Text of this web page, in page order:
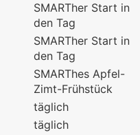
SMARTher Start in
den Tag
SMARTher Start in
den Tag
SMARThes Apfel-
Zimt-Frühstück
täglich
täglich